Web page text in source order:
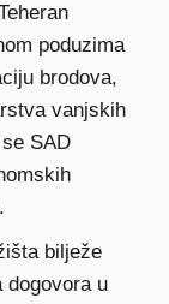
poduzima
brodova,
vanjskih
SAD
bilježe
dogovora u